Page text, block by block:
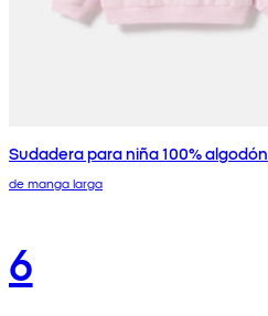
Sudadera para niña 100% algodón
de manga larga
6